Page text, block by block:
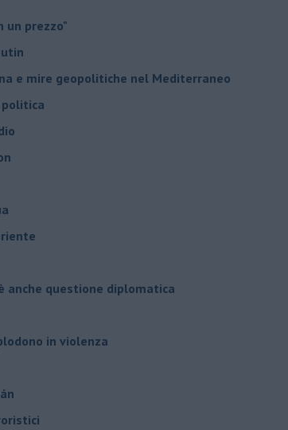
un prezzo"
e mire geopolitiche nel Mediterraneo
politica
anche questione diplomatica
in violenza